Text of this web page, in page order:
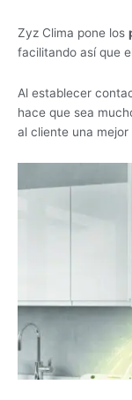
Zyz Clima pone los
facilitando así que
Al establecer
hace que sea
al cliente una mejor